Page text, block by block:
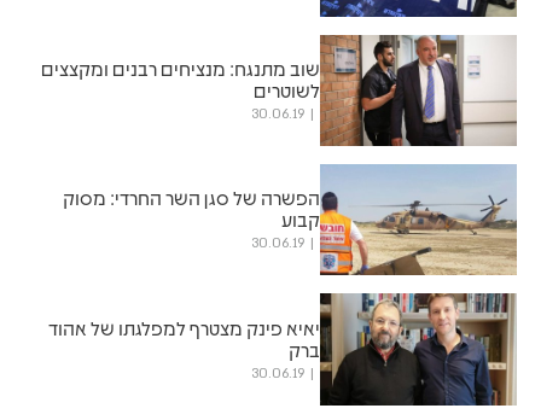
שוב מתנגח: מנציחים רבנים ומקצצים
לשוטרים
30.06.19
הפשרה של סגן השר החרדי: מסוק
קבוע
30.06.19
יאיא פינק מצטרף למפלגתו של אהוד
ברק
30.06.19